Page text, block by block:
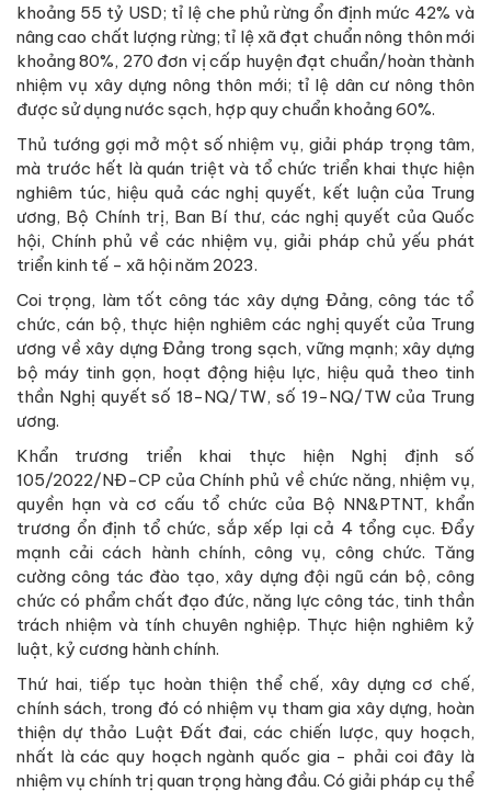
khoảng 55 tỷ USD; tỉ lệ che phủ rừng ổn định mức 42% và
nâng cao chất lượng rừng; tỉ lệ xã đạt chuẩn nông thôn mới
khoảng 80%, 270 đơn vị cấp huyện đạt chuẩn/hoàn thành
nhiệm vụ xây dựng nông thôn mới; tỉ lệ dân cư nông thôn
được sử dụng nước sạch, hợp quy chuẩn khoảng 60%.
Thủ tướng gợi mở một số nhiệm vụ, giải pháp trọng tâm,
mà trước hết là quán triệt và tổ chức triển khai thực hiện
nghiêm túc, hiệu quả các nghị quyết, kết luận của Trung
ương, Bộ Chính trị, Ban Bí thư, các nghị quyết của Quốc
hội, Chính phủ về các nhiệm vụ, giải pháp chủ yếu phát
triển kinh tế - xã hội năm 2023.
Coi trọng, làm tốt công tác xây dựng Đảng, công tác tổ
chức, cán bộ, thực hiện nghiêm các nghị quyết của Trung
ương về xây dựng Đảng trong sạch, vững mạnh; xây dựng
bộ máy tinh gọn, hoạt động hiệu lực, hiệu quả theo tinh
thần Nghị quyết số 18-NQ/TW, số 19-NQ/TW của Trung
ương.
Khẩn trương triển khai thực hiện Nghị định số
105/2022/NĐ-CP của Chính phủ về chức năng, nhiệm vụ,
quyền hạn và cơ cấu tổ chức của Bộ NN&PTNT, khẩn
trương ổn định tổ chức, sắp xếp lại cả 4 tổng cục. Đẩy
mạnh cải cách hành chính, công vụ, công chức. Tăng
cường công tác đào tạo, xây dựng đội ngũ cán bộ, công
chức có phẩm chất đạo đức, năng lực công tác, tinh thần
trách nhiệm và tính chuyên nghiệp. Thực hiện nghiêm kỷ
luật, kỷ cương hành chính.
Thứ hai, tiếp tục hoàn thiện thể chế, xây dựng cơ chế,
chính sách, trong đó có nhiệm vụ tham gia xây dựng, hoàn
thiện dự thảo Luật Đất đai, các chiến lược, quy hoạch,
nhất là các quy hoạch ngành quốc gia - phải coi đây là
nhiệm vụ chính trị quan trọng hàng đầu. Có giải pháp cụ thể